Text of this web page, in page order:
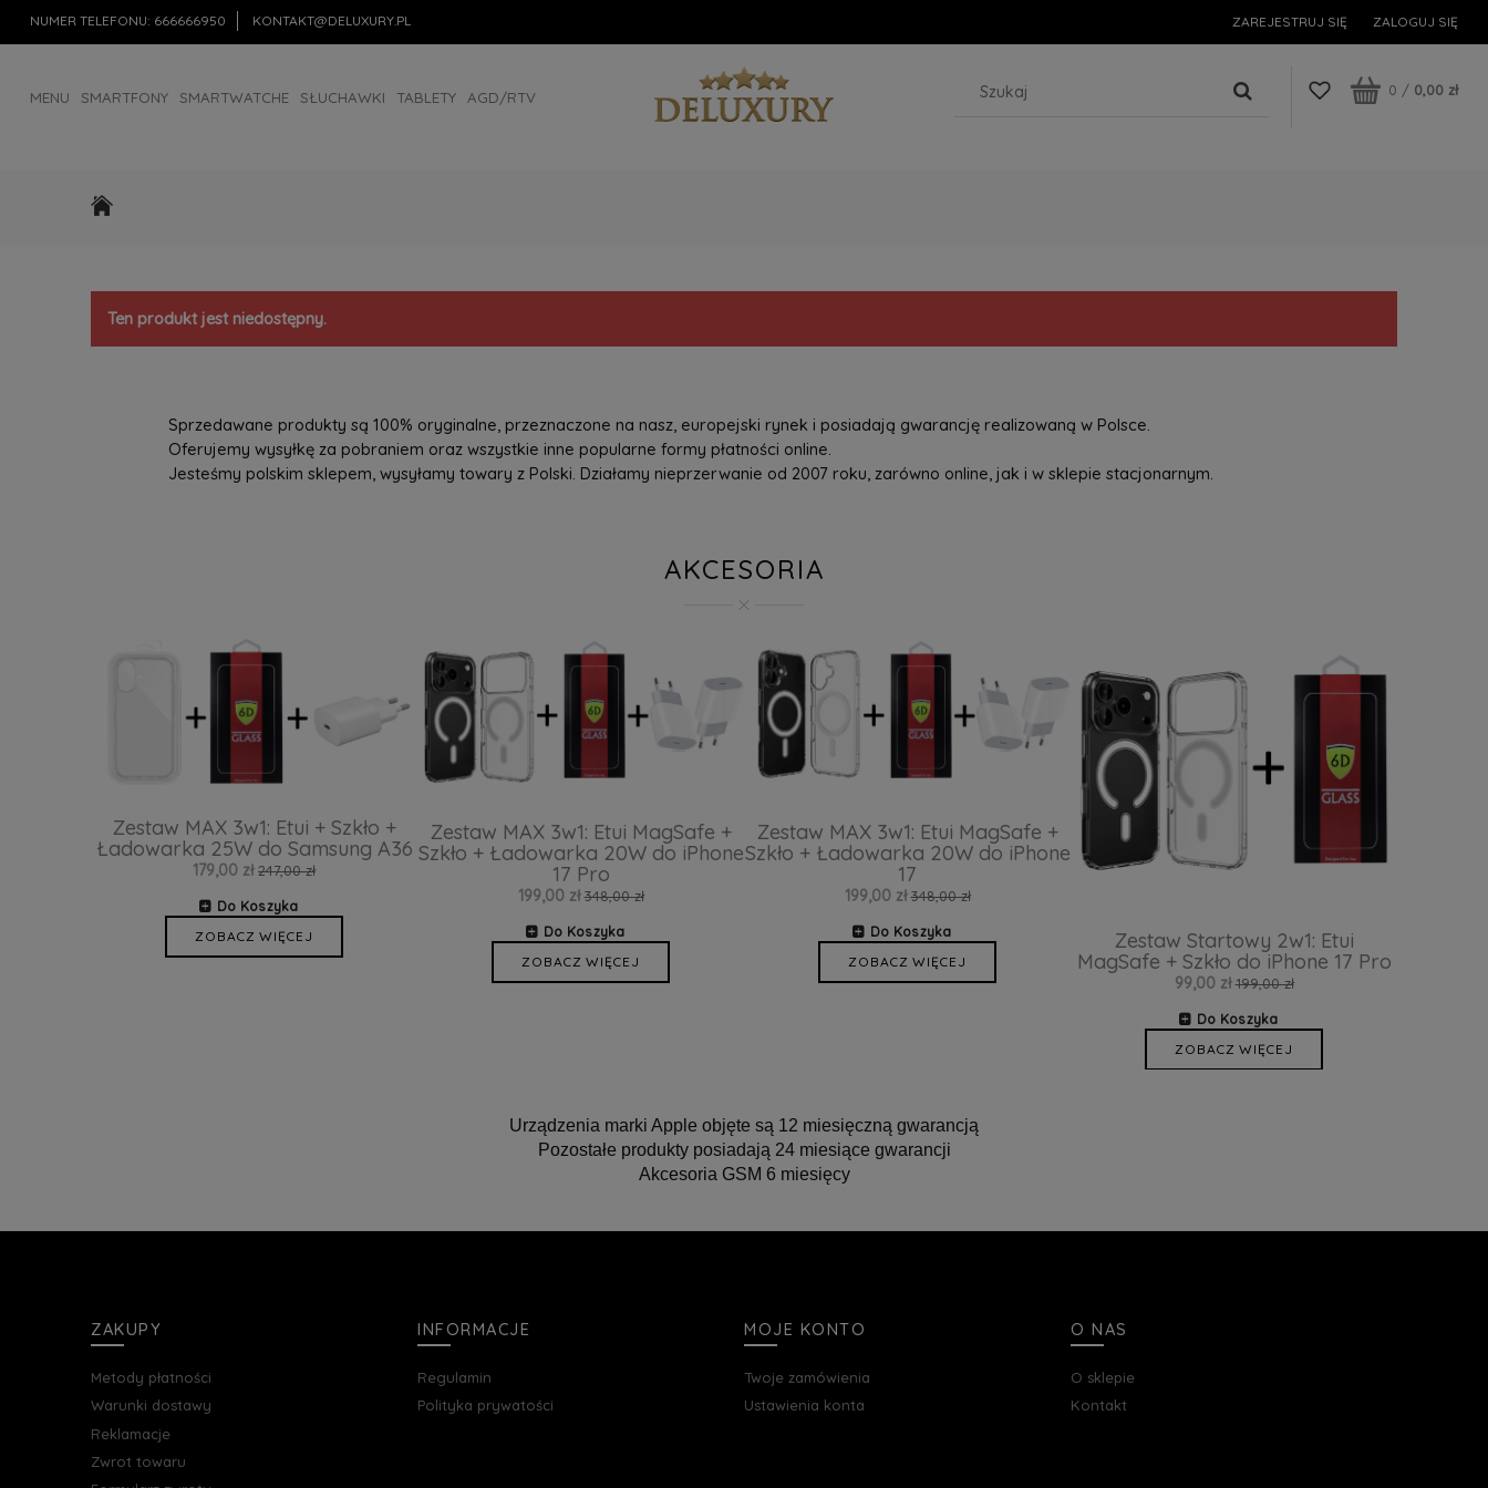
NUMER TELEFONU: 666666950 KONTAKT@DELUXURY.PL ZAREJESTRUJ SIĘ ZALOGUJ SIĘ
MENU SMARTFONY SMARTWATCHE SŁUCHAWKI TABLETY AGD/RTV 0 / 0,00 zł
Ten produkt jest niedostępny.
Sprzedawane produkty są 100% oryginalne, przeznaczone na nasz, europejski rynek i posiadają gwarancję realizowaną w Polsce.
Oferujemy wysyłkę za pobraniem oraz wszystkie inne popularne formy płatności online.
Jesteśmy polskim sklepem, wysyłamy towary z Polski. Działamy nieprzerwanie od 2007 roku, zarówno online, jak i w sklepie stacjonarnym.
AKCESORIA
Zestaw MAX 3w1: Etui + Szkło +
Ładowarka 25W do Samsung A36
179,00 zł 247,00 zł
Do Koszyka
ZOBACZ WIĘCEJ
Zestaw MAX 3w1: Etui MagSafe +
Szkło + Ładowarka 20W do iPhone
17 Pro
199,00 zł 348,00 zł
Do Koszyka
ZOBACZ WIĘCEJ
Zestaw MAX 3w1: Etui MagSafe +
Szkło + Ładowarka 20W do iPhone
17
199,00 zł 348,00 zł
Do Koszyka
ZOBACZ WIĘCEJ
Zestaw Startowy 2w1: Etui
MagSafe + Szkło do iPhone 17 Pro
99,00 zł 199,00 zł
Do Koszyka
ZOBACZ WIĘCEJ
Urządzenia marki Apple objęte są 12 miesięczną gwarancją
Pozostałe produkty posiadają 24 miesiące gwarancji
Akcesoria GSM 6 miesięcy
ZAKUPY
Metody płatności
Warunki dostawy
Reklamacje
Zwrot towaru
INFORMACJE
Regulamin
Polityka prywatości
MOJE KONTO
Twoje zamówienia
Ustawienia konta
O NAS
O sklepie
Kontakt